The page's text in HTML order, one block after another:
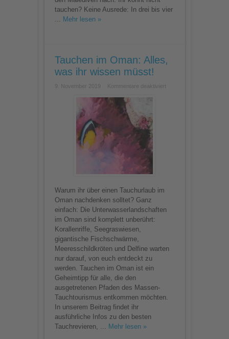
tauchen? Keine Ausrede: In drei bis vier
Mehr lesen »
Tauchen im Oman: Alles,
was ihr wissen müsst!
9. November 2019 Kommentare deaktiviertfür
Warum ihr über einen Tauchurlaub im
Oman nachdenken solltet? Ganz
einfach: Die Unterwasserlandschaften
im Oman sind komplett unberührt:
Korallenriffe, Seegraswiesen,
gigantische Fischschwärme,
Meeresschildkröten und Delfine warten
nur darauf, von euch entdeckt zu
werden. Tauchen im Oman ist ein
Geheimtipp für alle, die den
ausgetretenen Pfaden des Massen-
Tauchtourismus entkommen möchten.
In unserem Beitrag findet ihr
ausführliche Infos zu den besten
Tauchrevieren, ...
Mehr lesen »